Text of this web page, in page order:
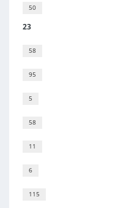
50
23
58
95
5
58
11
6
115